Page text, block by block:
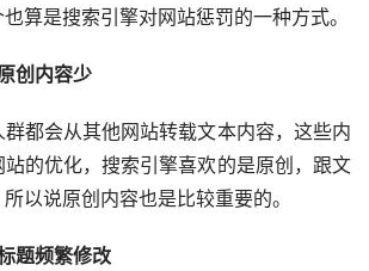
内容少
的优化，搜索引擎喜欢的是原创，跟文
以说原创内容也是比较重要的。
频繁修改